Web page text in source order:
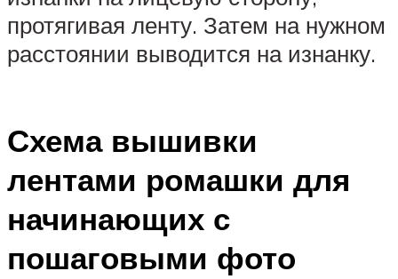
протягивая ленту. Затем на нужном
расстоянии выводится на изнанку.
Схема вышивки
лентами ромашки для
начинающих с
пошаговыми фото